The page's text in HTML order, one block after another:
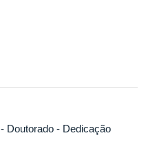
- Doutorado - Dedicação